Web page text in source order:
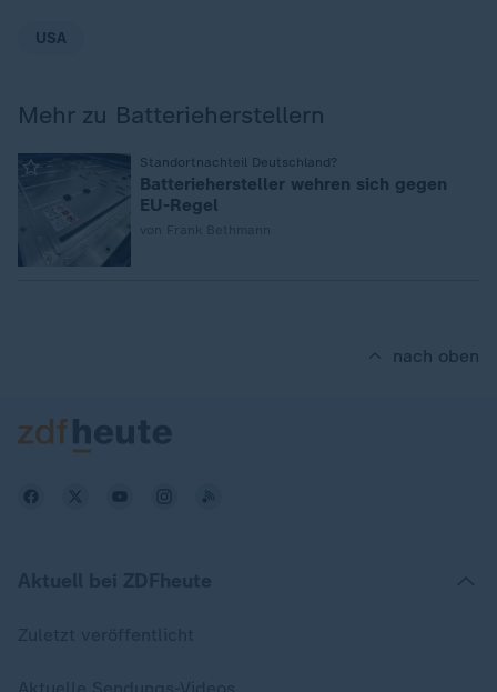
USA
Mehr zu Batterieherstellern
Standortnachteil Deutschland?
Batteriehersteller wehren sich gegen
EU-Regel
nach oben